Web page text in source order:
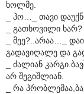
ხოლმე.
_ ჰო…_ თავი
_ გათხოვილი ხარ?
_ მეე?..არაა…_
გადავიღალე და
_ ძალიან
არ შეგიშლიან.
_ რა